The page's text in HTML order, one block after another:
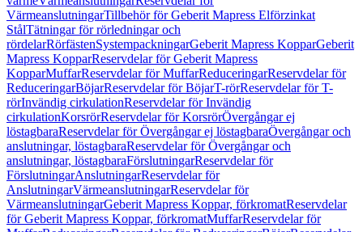
VärmeanslutningarTillbehör för Geberit Mapress Elförzinkat
StålTätningar för rörledningar och
rördelarRörfästenSystempackningarGeberit Mapress KopparGeberit
Mapress KopparReservdelar för Geberit Mapress
KopparMuffarReservdelar för MuffarReduceringarReservdelar för
ReduceringarBöjarReservdelar för BöjarT-rörReservdelar för T-
rörInvändig cirkulationReservdelar för Invändig
cirkulationKorsrörReservdelar för KorsrörÖvergångar ej
löstagbaraReservdelar för Övergångar ej löstagbaraÖvergångar och
anslutningar, löstagbaraReservdelar för Övergångar och
anslutningar, löstagbaraFörslutningarReservdelar för
FörslutningarAnslutningarReservdelar för
AnslutningarVärmeanslutningarReservdelar för
VärmeanslutningarGeberit Mapress Koppar, förkromatReservdelar
för Geberit Mapress Koppar, förkromatMuffarReservdelar för